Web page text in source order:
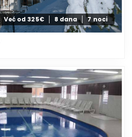
Već od 325€ 8 dana 7 noci